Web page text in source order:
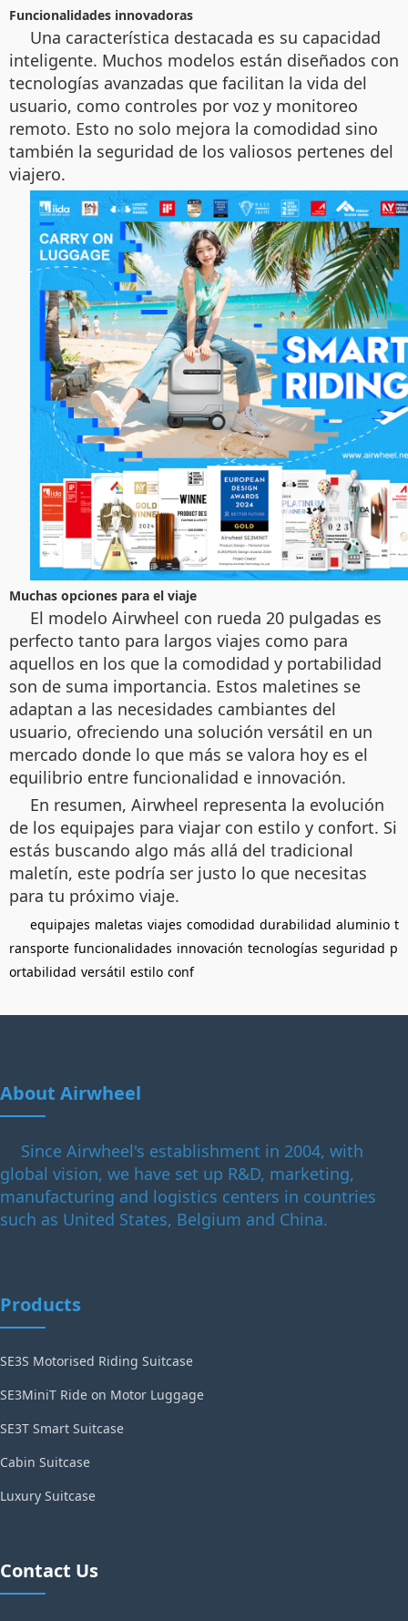
Funcionalidades innovadoras
Una característica destacada es su capacidad
inteligente. Muchos modelos están diseñados con
tecnologías avanzadas que facilitan la vida del
usuario, como controles por voz y monitoreo
remoto. Esto no solo mejora la comodidad sino
también la seguridad de los valiosos pertenes del
viajero.
Muchas opciones para el viaje
El modelo Airwheel con rueda 20 pulgadas es
perfecto tanto para largos viajes como para
aquellos en los que la comodidad y portabilidad
son de suma importancia. Estos maletines se
adaptan a las necesidades cambiantes del
usuario, ofreciendo una solución versátil en un
mercado donde lo que más se valora hoy es el
equilibrio entre funcionalidad e innovación.
En resumen, Airwheel representa la evolución
de los equipajes para viajar con estilo y confort. Si
estás buscando algo más allá del tradicional
maletín, este podría ser justo lo que necesitas
para tu próximo viaje.
equipajes maletas viajes comodidad durabilidad aluminio t
ransporte funcionalidades innovación tecnologías seguridad p
ortabilidad versátil estilo conf
About Airwheel
Since Airwheel's establishment in 2004, with
global vision, we have set up R&D, marketing,
manufacturing and logistics centers in countries
such as United States, Belgium and China.
Products
SE3S Motorised Riding Suitcase
SE3MiniT Ride on Motor Luggage
SE3T Smart Suitcase
Cabin Suitcase
Luxury Suitcase
Contact Us